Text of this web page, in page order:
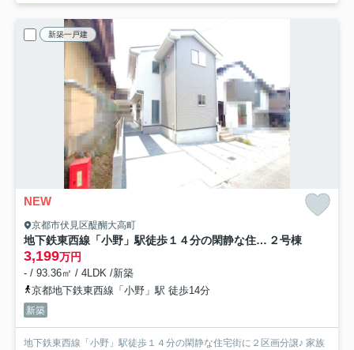
新築一戸建
NEW
京都市伏見区醍醐大高町
地下鉄東西線「小野」駅徒歩１４分の閑静な住宅街に立つ４ＬＤＫ◆駐車２台可◆京都市伏見区醍醐大高町1期 ２号棟
3,199万円
- / 93.36㎡ / 4LDK /新築
京都地下鉄東西線「小野」駅 徒歩14分
新築
地下鉄東西線「小野」駅徒歩１４分の閑静な住宅街に２区画分譲♪ 家族